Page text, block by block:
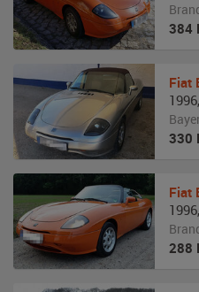
384
Fiat
1996,
330
Fiat
1996,
288